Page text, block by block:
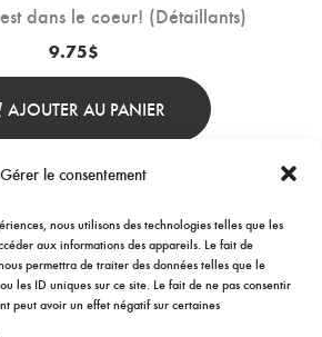
Gérer le consentement
nous utilisons des technologies telles que les
aux informations des appareils. Le fait de
permettra de traiter des données telles que le
les ID uniques sur ce site. Le fait de ne pas consentir
peut avoir un effet négatif sur certaines
dans le coeur! (Détaillants)
9.75$
AJOUTER AU PANIER
2 3 4 5 →